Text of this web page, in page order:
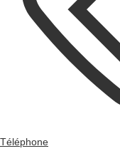
Téléphone